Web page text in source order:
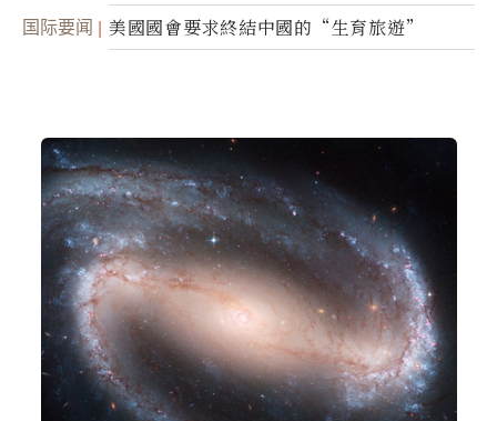
面入侵的可能性
国际要闻 美國國會要求終結中國的“生育旅遊”